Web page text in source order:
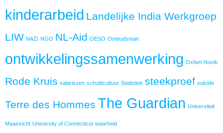
kinderarbeid Landelijke India Werkgroep
LIW NAZI NGO NL-Aid OESO Ombudsman
ontwikkelingssamenwerking Oxfam Novib
Rode Kruis salarissen schuldcultuur Statistiek steekproef suicide
Terre des Hommes The Guardian Universiteit
Maastricht University of Connecticut waarheid